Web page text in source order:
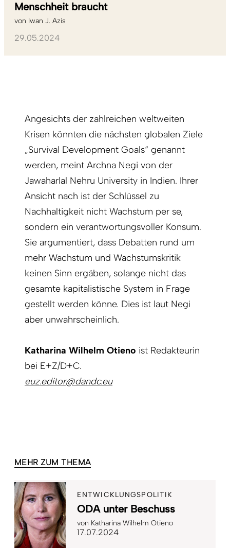
Menschheit braucht
von Iwan J. Azis
29.05.2024
Angesichts der zahlreichen weltweiten
Krisen könnten die nächsten globalen Ziele
„Survival Development Goals“ genannt
werden, meint Archna Negi von der
Jawaharlal Nehru University in Indien. Ihrer
Ansicht nach ist der Schlüssel zu
Nachhaltigkeit nicht Wachstum per se,
sondern ein verantwortungsvoller Konsum.
Sie argumentiert, dass Debatten rund um
mehr Wachstum und Wachstumskritik
keinen Sinn ergäben, solange nicht das
gesamte kapitalistische System in Frage
gestellt werden könne. Dies ist laut Negi
aber unwahrscheinlich.
Katharina Wilhelm Otieno ist Redakteurin
bei E+Z/D+C.
euz.editor@dandc.eu
MEHR ZUM THEMA
ENTWICKLUNGSPOLITIK
ODA unter Beschuss
von Katharina Wilhelm Otieno
17.07.2024